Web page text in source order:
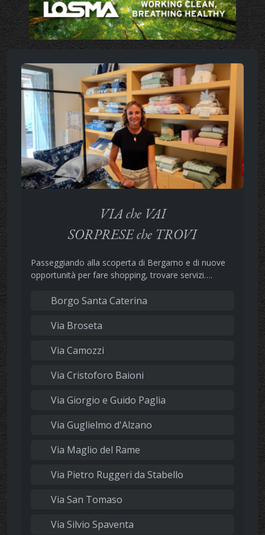
VIA che VAI
SORPRESE che TROVI
Passeggiando alla scoperta di Bergamo e di nuove
opportunità per fare shopping, trovare servizi….
Borgo Santa Caterina
Via Broseta
Via Camozzi
Via Cristoforo Baioni
Via Giorgio e Guido Paglia
Via Guglielmo d'Alzano
Via Maglio del Rame
Via Pietro Ruggeri da Stabello
Via San Tomaso
Via Silvio Spaventa